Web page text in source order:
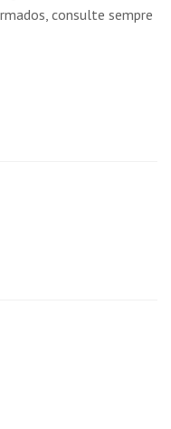
consulte sempre